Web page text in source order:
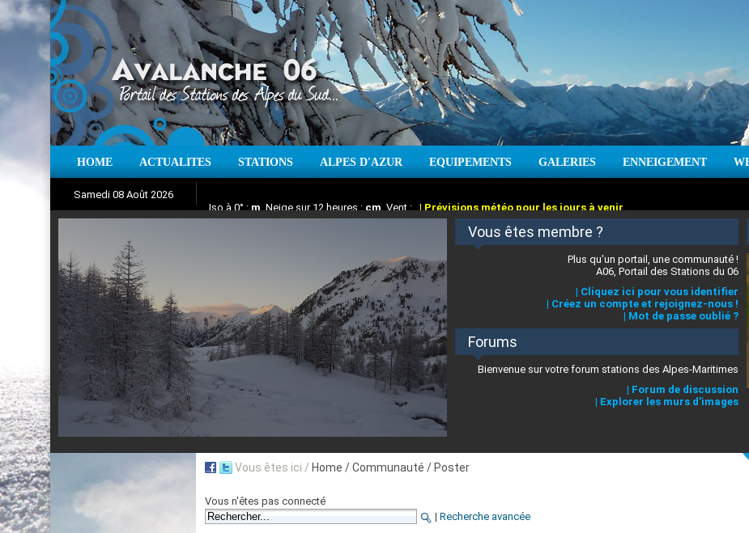
HOME ACTUALITES STATIONS ALPES D'AZUR EQUIPEMENTS GALERIES ENNEIGEMENT
Samedi 08 Août 2026
Aujourd'hui : T° Min :°CT° Max :°C |Prévisions météo pour les jours à venir
Suivez en direct l'actualité des stations des Alpes-Maritimes
Vous êtes membre ?
Plus qu'un portail, une communauté !
A06, Portail des Stations du 06
| Cliquez ici pour vous identifier
| Créez un compte et rejoignez-nous !
| Mot de passe oublié ?
Forums
Bienvenue sur votre forum stations des Alpes-Maritimes
| Forum de discussion
| Explorer les murs d'images
Vous êtes ici / Home / Communauté / Poster
Vous n'êtes pas connecté
| Recherche avancée